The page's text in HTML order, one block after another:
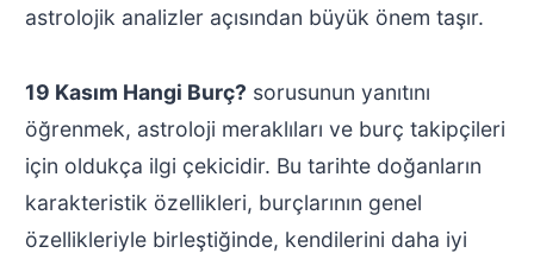
astrolojik analizler açısından büyük önem taşır.
19 Kasım Hangi Burç? sorusunun yanıtını
öğrenmek, astroloji meraklıları ve burç takipçileri
için oldukça ilgi çekicidir. Bu tarihte doğanların
karakteristik özellikleri, burçlarının genel
özellikleriyle birleştiğinde, kendilerini daha iyi